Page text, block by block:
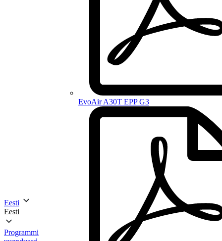
Eesti
Eesti
Programmi
EvoAir A30T EPP G3